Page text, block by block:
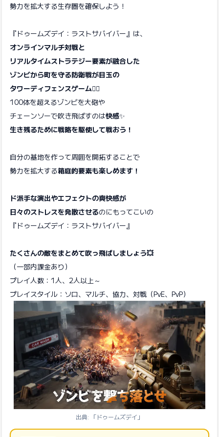
勢力を拡大する生存圏を確保しよう！
『ドゥームズデイ：ラストサバイバー』は、
オンラインマルチ対戦と
リアルタイムストラテジー要素が融合した
ゾンビから町を守る防衛戦が目玉の
タワーディフェンスゲーム🧟‍♂️
100体を超えるゾンビを大砲や
チェーンソーで吹き飛ばすのは快感✨
生き残るために戦略を駆使して戦おう！
自分の基地を作って周囲を開拓することで
勢力を拡大する箱庭的要素も楽しめます！
ド派手な演出やエフェクトの爽快感が
日々のストレスを発散させるのにもってこいの
『ドゥームズデイ：ラストサバイバー』
たくさんの敵をまとめて吹っ飛ばしましょう💥
（一部内課金あり）
プレイ人数：1人、2人以上～
プレイスタイル：ソロ、マルチ、協力、対戦（PvE、PvP）
出典: 「ドゥームズデイ」